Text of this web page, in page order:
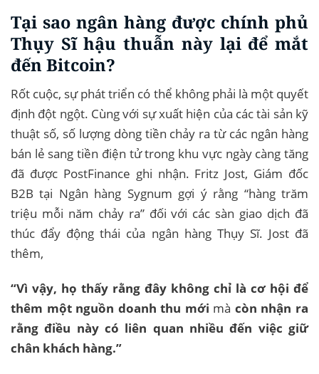
Tại sao ngân hàng được chính phủ
Thụy Sĩ hậu thuẫn này lại để mắt
đến Bitcoin?
Rốt cuộc, sự phát triển có thể không phải là một quyết
định đột ngột. Cùng với sự xuất hiện của các tài sản kỹ
thuật số, số lượng dòng tiền chảy ra từ các ngân hàng
bán lẻ sang tiền điện tử trong khu vực ngày càng tăng
đã được PostFinance ghi nhận. Fritz Jost, Giám đốc
B2B tại Ngân hàng Sygnum gợi ý rằng “hàng trăm
triệu mỗi năm chảy ra” đối với các sàn giao dịch đã
thúc đẩy động thái của ngân hàng Thụy Sĩ. Jost đã
thêm,
“Vì vậy, họ thấy rằng đây không chỉ là cơ hội để
thêm một nguồn doanh thu mới mà còn nhận ra
rằng điều này có liên quan nhiều đến việc giữ
chân khách hàng.”